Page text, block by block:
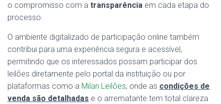
o compromisso com a transparência em cada etapa do
processo.
O ambiente digitalizado de participação online também
contribui para uma experiência segura e acessível,
permitindo que os interessados possam participar dos
leilões diretamente pelo portal da instituição ou por
plataformas como a Milan Leilões, onde as condições de
venda são detalhadas e o arrematante tem total clareza